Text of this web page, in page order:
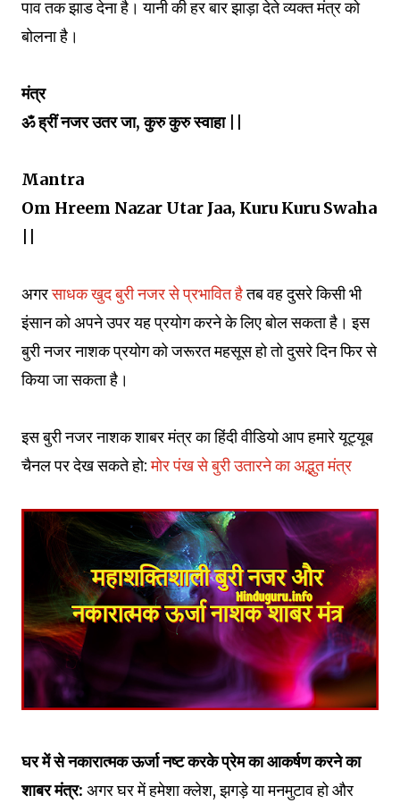
पाव तक झाड देना है। यानी की हर बार झाड़ा देते व्यक्त मंत्र को
बोलना है।
मंत्र
ॐ ह्रीं नजर उतर जा, कुरु कुरु स्वाहा ||
Mantra
Om Hreem Nazar Utar Jaa, Kuru Kuru Swaha
अगरसाधक खुद बुरी नजर से प्रभावित हैतब वह दुसरे किसी भी
इंसान को अपने उपर यह प्रयोग करने के लिए बोल सकता है। इस
बुरी नजर नाशक प्रयोग को जरूरत महसूस हो तो दुसरे दिन फिर से
किया जा सकता है।
इस बुरी नजर नाशक शाबर मंत्र का हिंदी वीडियो आप हमारे यूट्यूब
चैनल पर देख सकते हो:मोर पंख से बुरी उतारने का अद्भुत मंत्र
घर में से नकारात्मक ऊर्जा नष्ट करके प्रेम का आकर्षण करने का
शाबर मंत्र: अगर घर में हमेशा क्लेश, झगड़े या मनमुटाव हो और